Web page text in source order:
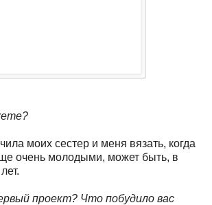
моих сестер и меня вязать, когда
очень молодыми, может быть, в
проект? Что побудило вас